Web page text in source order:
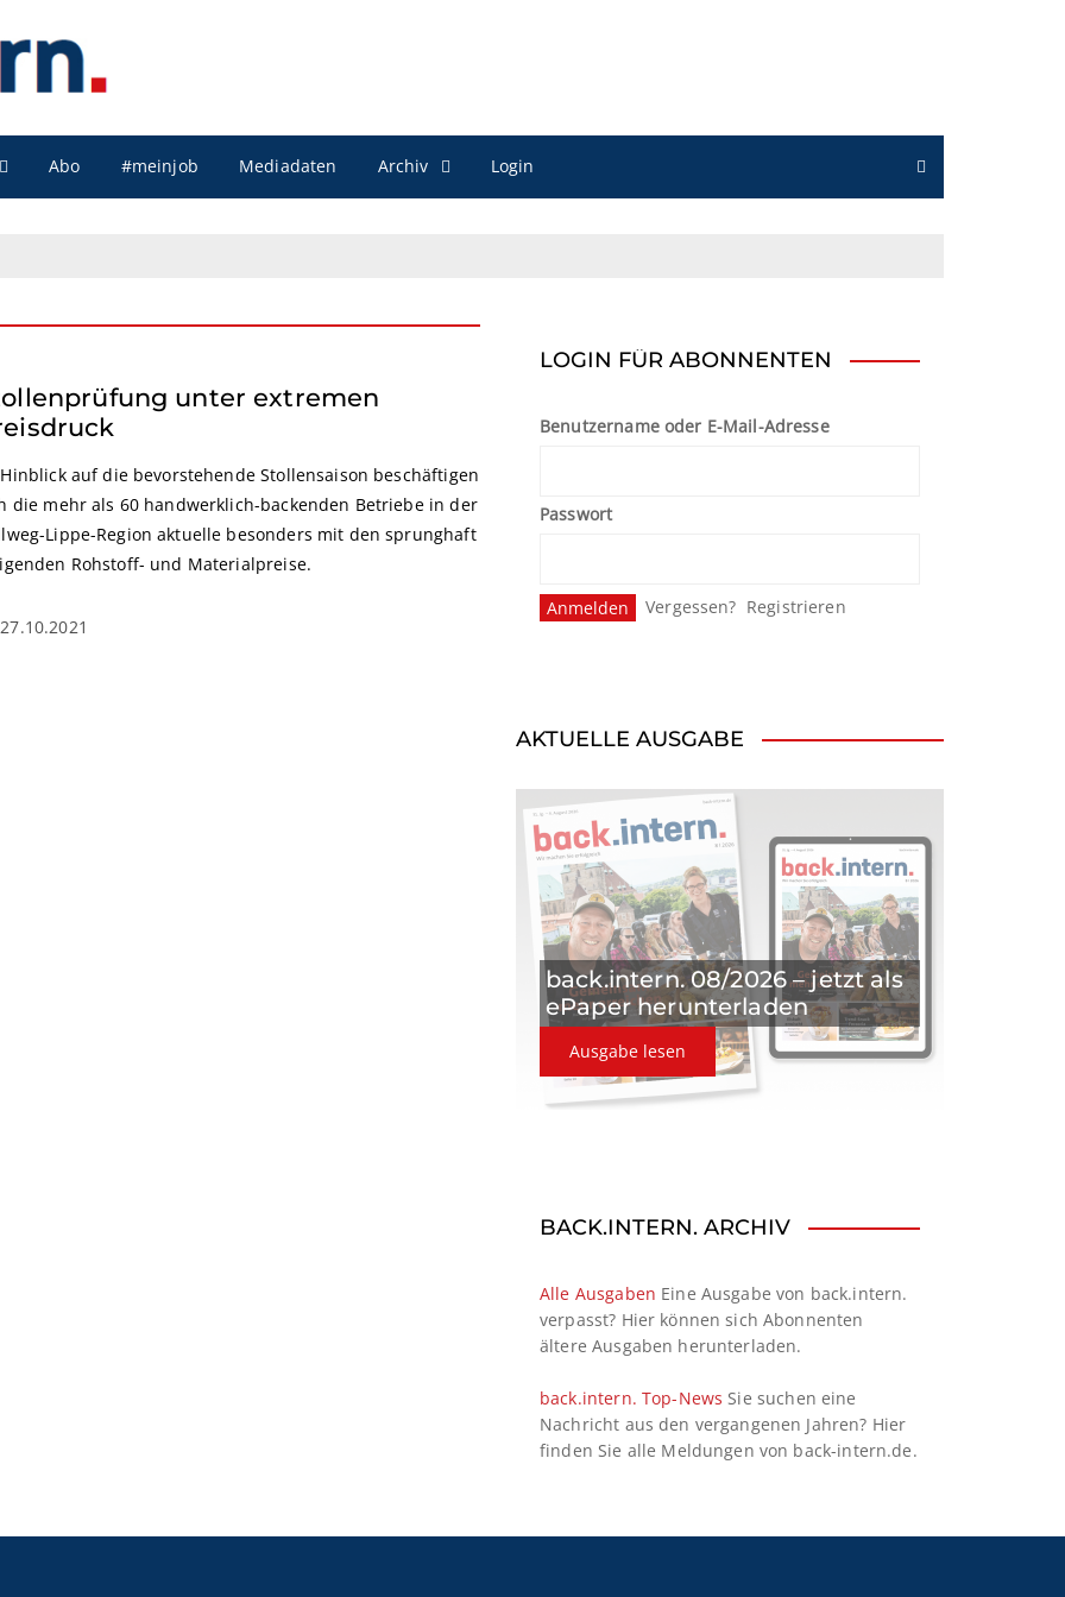
Abo #meinjob Mediadaten Archiv Login
unter extremen
auf die bevorstehende Stollensaison beschäftigen
die mehr als 60 handwerklich-backenden Betriebe in der
Lippe-Region aktuelle besonders mit den sprunghaft
Rohstoff- und Materialpreise.
27.10.2021
LOGIN FÜR ABONNENTEN
Benutzername oder E-Mail-Adresse
Passwort
Vergessen? Registrieren
AKTUELLE AUSGABE
back.intern. 08/2026 – jetzt als
ePaper herunterladen
Ausgabe lesen
BACK.INTERN. ARCHIV
Alle Ausgaben Eine Ausgabe von back.intern.
verpasst? Hier können sich Abonnenten
ältere Ausgaben herunterladen.
back.intern. Top-News Sie suchen eine
Nachricht aus den vergangenen Jahren? Hier
finden Sie alle Meldungen von back-intern.de.